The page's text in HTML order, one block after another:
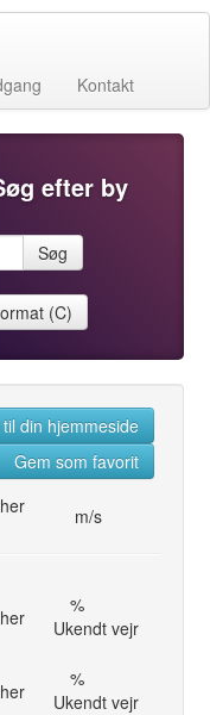
Kontakt
efter by
Søg
(C)
din hjemmeside
Gem som favorit
m/s
%
Ukendt vejr
%
Ukendt vejr